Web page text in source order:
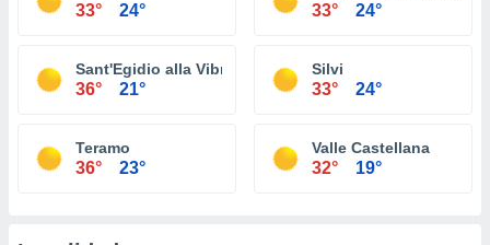
33° 24° 33° 24°
Sant'Egidio alla Vibrata
36° 21°
Silvi
33° 24°
Teramo
36° 23°
Valle Castellana
32° 19°